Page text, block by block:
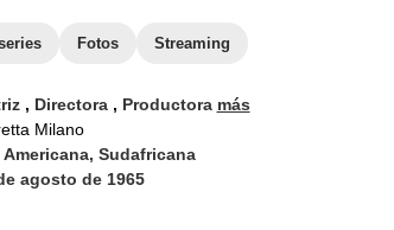
Fotos Streaming
, Directora , Productora más
Milano
Americana, Sudafricana
agosto de 1965